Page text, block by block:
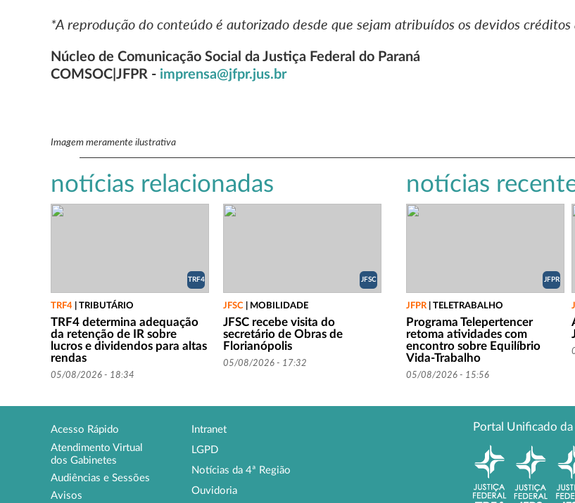
*A reprodução do conteúdo é autorizado desde que sejam atribuídos os devidos créditos
Núcleo de Comunicação Social da Justiça Federal do Paraná
COMSOC|JFPR - imprensa@jfpr.jus.br
Imagem meramente ilustrativa
notícias relacionadas
TRF4
TRF4 TRIBUTÁRIO
TRF4 determina adequação
da retenção de IR sobre
lucros e dividendos para altas
rendas
05/08/2026 - 18:34
JFSC
JFSC MOBILIDADE
JFSC recebe visita do
secretário de Obras de
Florianópolis
05/08/2026 - 17:32
notícias
JFPR
JFPR| TELETRABALHO
Programa Telepertencer
retoma atividades com
encontro sobre Equilíbrio
Vida-Trabalho
05/08/2026 - 15:56
Acesso Rápido
Atendimento Virtual
dos Gabinetes
Audiências e Sessões
Avisos
Intranet
LGPD
Notícias da 4ª Região
Ouvidoria
Portal Unificado da